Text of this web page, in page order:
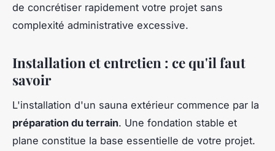
de concrétiser rapidement votre projet sans
complexité administrative excessive.
Installation et entretien : ce qu'il faut
savoir
L'installation d'un sauna extérieur commence par la
préparation du terrain. Une fondation stable et
plane constitue la base essentielle de votre projet.